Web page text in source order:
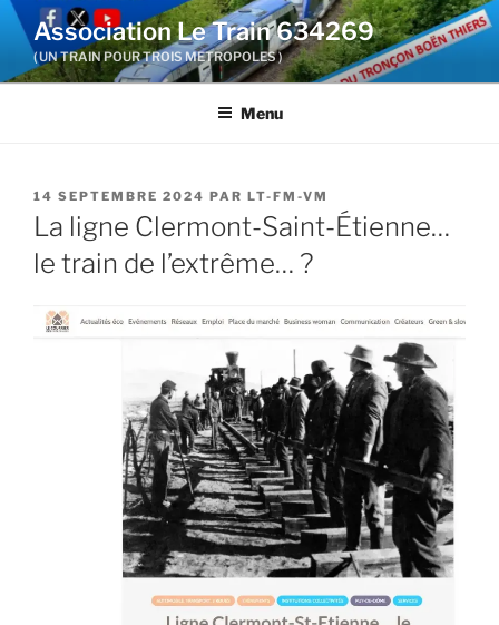
Aller
contenu
Association Le Train 634269
( UN TRAIN POUR TROIS METROPOLES )
Menu
PUBLIÉ
LE
14 SEPTEMBRE 2024 PAR LT-FM-VM
La ligne Clermont-Saint-Étienne…
le train de l’extrême… ?